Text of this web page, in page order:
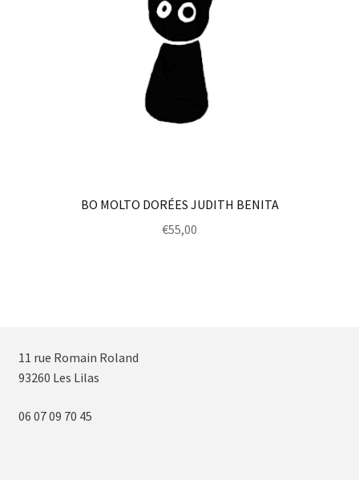
BO MOLTO DORÉES JUDITH BENITA
€55,00
11 rue Romain Roland
93260 Les Lilas
06 07 09 70 45